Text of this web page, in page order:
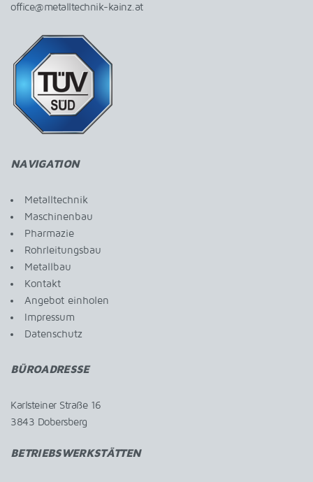
office@metalltechnik-kainz.at
NAVIGATION
Metalltechnik
Maschinenbau
Pharmazie
Rohrleitungsbau
Metallbau
Kontakt
Angebot einholen
Impressum
Datenschutz
BÜROADRESSE
Karlsteiner Straße 16
3843 Dobersberg
BETRIEBSWERKSTÄTTEN